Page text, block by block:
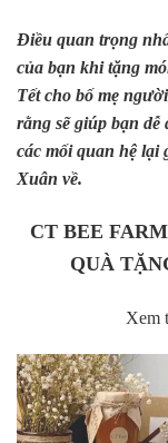
Điều quan trọng
của bạn khi tặng
Tết cho bố mẹ
rằng sẽ giúp bạn
các mối quan hệ lại
Xuân về.
CT BEE
QUÀ
Xem